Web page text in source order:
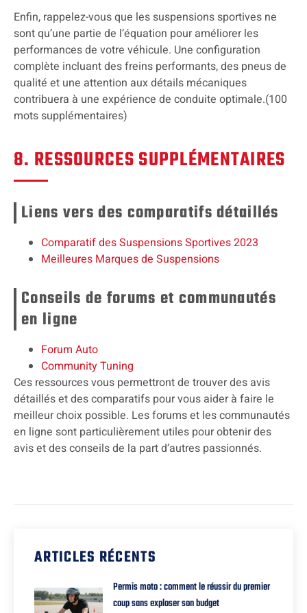
Enfin, rappelez-vous que les suspensions sportives ne
sont qu’une partie de l’équation pour améliorer les
performances de votre véhicule. Une configuration
complète incluant des freins performants, des pneus de
qualité et une attention aux détails mécaniques
contribuera à une expérience de conduite optimale.(100
mots supplémentaires)
8. RESSOURCES SUPPLÉMENTAIRES
Liens vers des comparatifs détaillés
Comparatif des Suspensions Sportives 2023
Meilleures Marques de Suspensions
Conseils de forums et communautés
en ligne
Forum Auto
Community Tuning
Ces ressources vous permettront de trouver des avis
détaillés et des comparatifs pour vous aider à faire le
meilleur choix possible. Les forums et les communautés
en ligne sont particulièrement utiles pour obtenir des
avis et des conseils de la part d’autres passionnés.
ARTICLES RÉCENTS
Permis moto : comment le réussir du premier
coup sans exploser son budget